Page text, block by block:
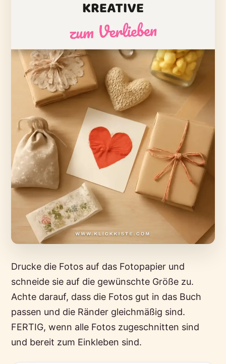
Drucke die Fotos auf das Fotopapier und
schneide sie auf die gewünschte Größe zu.
Achte darauf, dass die Fotos gut in das Buch
passen und die Ränder gleichmäßig sind.
FERTIG, wenn alle Fotos zugeschnitten sind
und bereit zum Einkleben sind.